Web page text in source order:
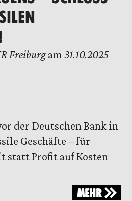
Freiburgam 31.10.2025
der Deutschen Bank in
Geschäfte – für
statt Profit auf Kosten
MEHR